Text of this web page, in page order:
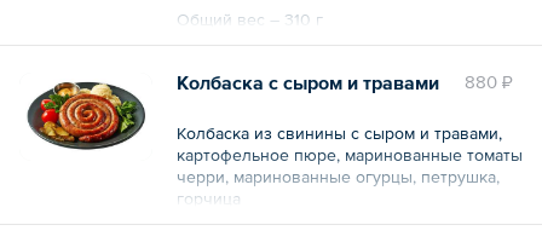
Общий вес – 310 г
880 ₽
Колбаска с сыром и травами
Колбаска из свинины с сыром и травами,
картофельное пюре, маринованные томаты
черри, маринованные огурцы, петрушка,
горчица